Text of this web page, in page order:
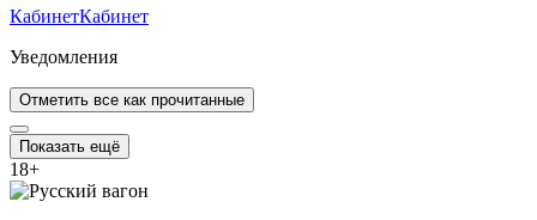
КабинетКабинет
Уведомления
Отметить все как прочитанные
Показать ещё
18+